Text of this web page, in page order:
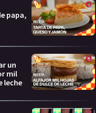
papa,
un
mil
leche